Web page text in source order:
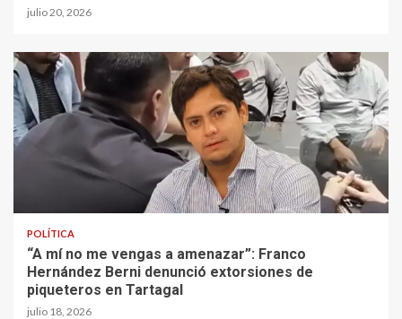
julio 20, 2026
POLÍTICA
“A mí no me vengas a amenazar”: Franco
Hernández Berni denunció extorsiones de
piqueteros en Tartagal
julio 18, 2026